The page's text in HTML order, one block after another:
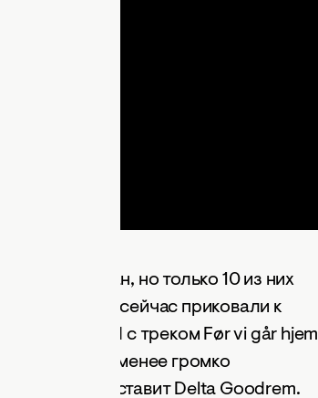
15 стран, но только 10 из них
фанаты сейчас приковали к
Lund с треком Før vi går hjem
Не менее громко
представит Delta Goodrem.